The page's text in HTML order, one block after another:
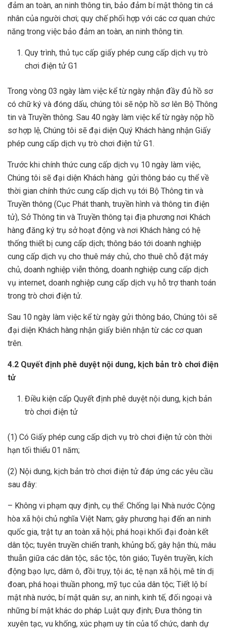
đảm an toàn, an ninh thông tin, bảo đảm bí mật thông tin cá
nhân của người chơi; quy chế phối hợp với các cơ quan chức
năng trong việc bảo đảm an toàn, an ninh thông tin.
Quy trình, thủ tục cấp giấy phép cung cấp dịch vụ trò
chơi điện tử G1
Trong vòng 03 ngày làm việc kể từ ngày nhận đầy đủ hồ sơ
có chữ ký và đóng dấu, chúng tôi sẽ nộp hồ sơ lên Bộ Thông
tin và Truyền thông. Sau 40 ngày làm việc kể từ ngày nộp hồ
sơ hợp lệ, Chúng tôi sẽ đại diện Quý Khách hàng nhận Giấy
phép cung cấp dịch vụ trò chơi điện tử G1.
Trước khi chính thức cung cấp dịch vụ 10 ngày làm việc,
Chúng tôi sẽ đại diện Khách hàng gửi thông báo cụ thể về
thời gian chính thức cung cấp dịch vụ tới Bộ Thông tin và
Truyền thông (Cục Phát thanh, truyền hình và thông tin điện
tử), Sở Thông tin và Truyền thông tại địa phương nơi Khách
hàng đăng ký trụ sở hoạt động và nơi Khách hàng có hệ
thống thiết bị cung cấp dịch; thông báo tới doanh nghiệp
cung cấp dịch vụ cho thuê máy chủ, cho thuê chỗ đặt máy
chủ, doanh nghiệp viễn thông, doanh nghiệp cung cấp dịch
vụ internet, doanh nghiệp cung cấp dịch vụ hỗ trợ thanh toán
trong trò chơi điện tử.
Sau 10 ngày làm việc kể từ ngày gửi thông báo, Chúng tôi sẽ
đại diện Khách hàng nhận giấy biên nhận từ các cơ quan
trên.
4.2 Quyết định phê duyệt nội dung, kịch bản trò chơi điện
tử
Điều kiện cấp Quyết định phê duyệt nội dung, kịch bản
trò chơi điện tử
(1) Có Giấy phép cung cấp dịch vụ trò chơi điện tử còn thời
hạn tối thiểu 01 năm;
(2) Nội dung, kịch bản trò chơi điện tử đáp ứng các yêu cầu
sau đây:
– Không vi phạm quy định, cụ thể: Chống lại Nhà nước Cộng
hòa xã hội chủ nghĩa Việt Nam; gây phương hại đến an ninh
quốc gia, trật tự an toàn xã hội; phá hoại khối đại đoàn kết
dân tộc; tuyên truyền chiến tranh, khủng bố; gây hận thù, mâu
thuẫn giữa các dân tộc, sắc tộc, tôn giáo; Tuyên truyền, kích
động bạo lực, dâm ô, đồi trụy, tội ác, tệ nạn xã hội, mê tín dị
đoan, phá hoại thuần phong, mỹ tục của dân tộc; Tiết lộ bí
mật nhà nước, bí mật quân sự, an ninh, kinh tế, đối ngoại và
những bí mật khác do pháp Luật quy định; Đưa thông tin
xuyên tạc, vu khống, xúc phạm uy tín của tổ chức, danh dự